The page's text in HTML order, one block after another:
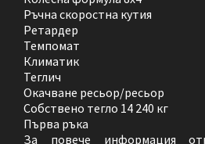
Ръчна скоростна кутия
Ретардер
Темпомат
Климатик
Теглич
Окачване ресьор/ресьор
Собствено тегло 14 240 кг
Първа ръка
За повече информация